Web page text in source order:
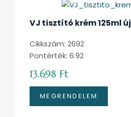
VJ tisztító krém 125ml új
Cikkszám: 2692
Pontérték: 6.92
13.698 Ft